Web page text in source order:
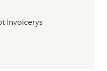
Invoicerys